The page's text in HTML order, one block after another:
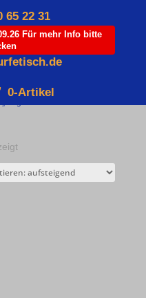
65 22 31
Für mehr Info bitte
0-Artikel